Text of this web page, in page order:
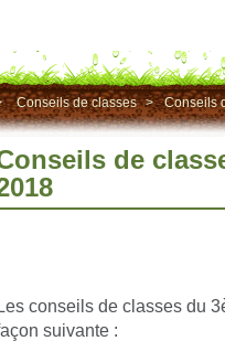
Conseils de classes > Conseils
de
conseils de classes du
suivante :